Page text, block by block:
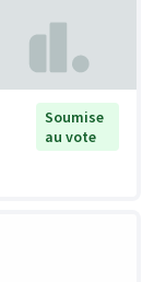
Soumise
au vote